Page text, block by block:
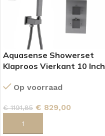
Aquasense Showerset
Klaproos Vierkant 10 Inch
Op voorraad
€1191,85 € 829,00